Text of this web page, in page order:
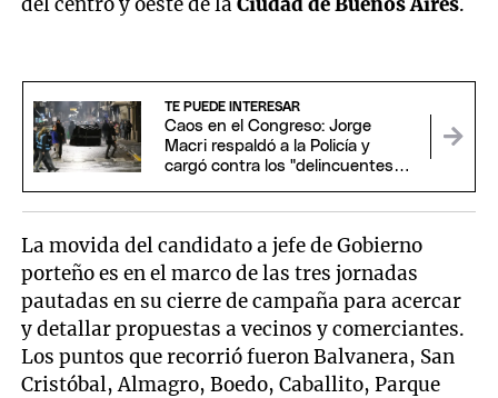
TE PUEDE INTERESAR
Caos en el Congreso: Jorge
Macri respaldó a la Policía y
cargó contra los "delincuentes
La movida del candidato a jefe de Gobierno
porteño es en el marco de las tres jornadas
pautadas en su cierre de campaña para acercar
y detallar propuestas a vecinos y comerciantes.
Los puntos que recorrió fueron Balvanera, San
Cristóbal, Almagro, Boedo, Caballito, Parque